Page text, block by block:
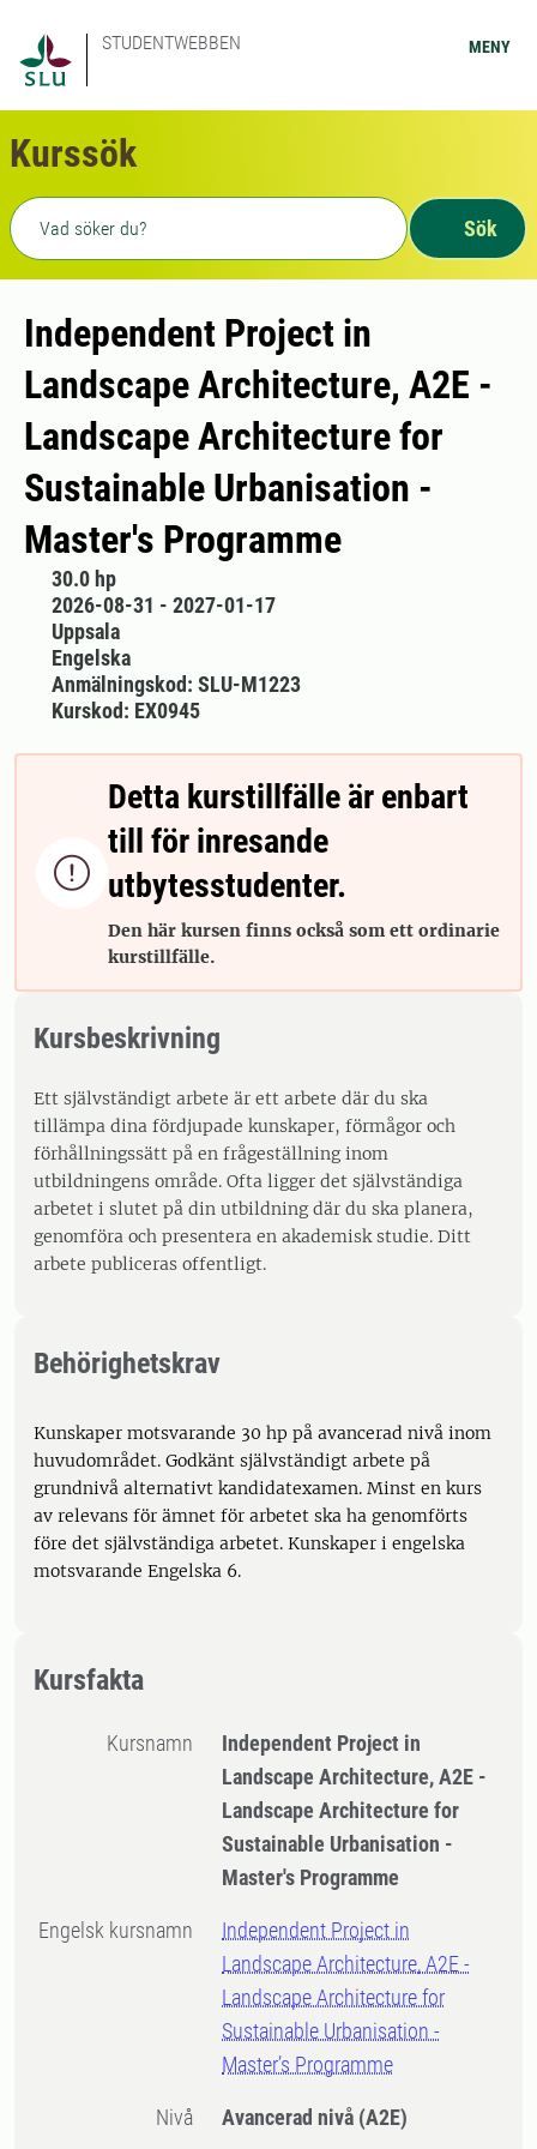
STUDENTWEBBEN MENY
Kurssök
Fritext sökning
Sök
Independent Project in
Landscape Architecture, A2E -
Landscape Architecture for
Sustainable Urbanisation -
Master's Programme
30.0 hp
2026-08-31 - 2027-01-17
Uppsala
Engelska
Anmälningskod: SLU-M1223
Kurskod: EX0945

Detta kurstillfälle är enbart
till för inresande
utbytesstudenter.
Den här kursen finns också som ett ordinarie
kurstillfälle.
Kursbeskrivning
Ett självständigt arbete är ett arbete där du ska
tillämpa dina fördjupade kunskaper, förmågor och
förhållningssätt på en frågeställning inom
utbildningens område. Ofta ligger det självständiga
arbetet i slutet på din utbildning där du ska planera,
genomföra och presentera en akademisk studie. Ditt
arbete publiceras offentligt.
Behörighetskrav
Kunskaper motsvarande 30 hp på avancerad nivå inom
huvudområdet. Godkänt självständigt arbete på
grundnivå alternativt kandidatexamen. Minst en kurs
av relevans för ämnet för arbetet ska ha genomförts
före det självständiga arbetet. Kunskaper i engelska
motsvarande Engelska 6.
Kursfakta
Kursnamn
Independent Project in
Landscape Architecture, A2E -
Landscape Architecture for
Sustainable Urbanisation -
Master's Programme
Engelsk kursnamn
Independent Project in
Landscape Architecture, A2E -
Landscape Architecture for
Sustainable Urbanisation -
Master’s Programme
Nivå Avancerad nivå (A2E)